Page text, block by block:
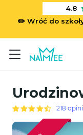
✏️ Wróć do
4.8
218